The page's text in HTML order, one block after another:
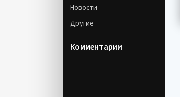
Новости
Другие
Комментарии